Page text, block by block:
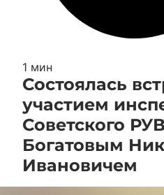
1 мин
Состоялась
участием
Советского
Богатовым
Ивановичем